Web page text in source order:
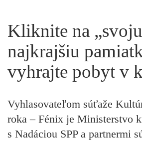
Kliknite na
najkrajšiu
vyhrajte pobyt v
Vyhlasovateľom súťaže
roka – Fénix je Ministerstvo
s Nadáciou SPP a partnermi